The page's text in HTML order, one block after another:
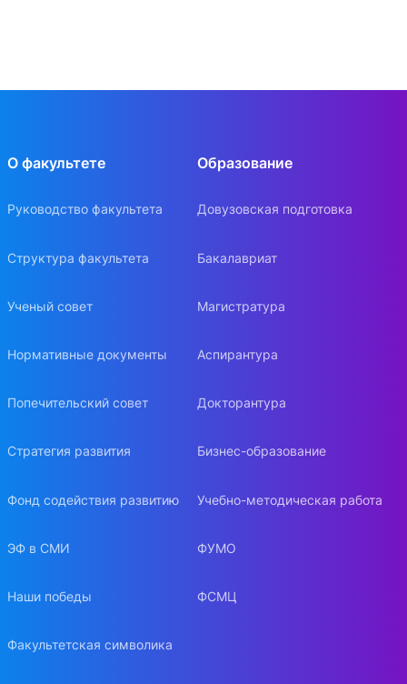
О факультете
Руководство факультета
Структура факультета
Ученый совет
Нормативные документы
Попечительский совет
Стратегия развития
Фонд содействия развитию
ЭФ в СМИ
Наши победы
Факультетская символика
Образование
Довузовская подготовка
Бакалавриат
Магистратура
Аспирантура
Докторантура
Бизнес-образование
Учебно-методическая работа
ФУМО
ФСМЦ